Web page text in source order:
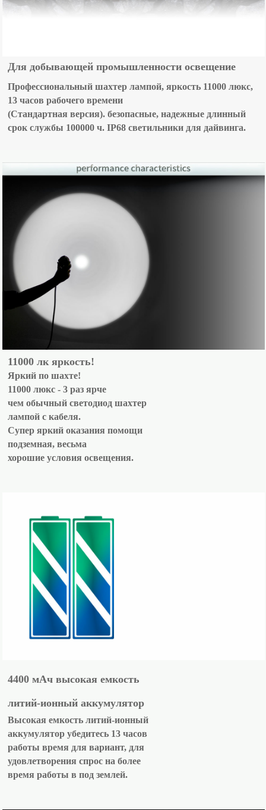
Для добывающей промышленности освещение
Профессиональный шахтер лампой, яркость 11000 люкс,
13 часов рабочего времени
(Стандартная версия). безопасные, надежные длинный
срок службы 100000 ч. IP68 светильники для дайвинга.
11000 лк яркость!
Яркий по шахте!
11000 люкс - 3 раз ярче
чем обычный светодиод шахтер
лампой с кабеля.
Супер яркий оказания помощи
подземная, весьма
хорошие условия освещения.
4400 мАч высокая емкость
литий-ионный аккумулятор
Высокая емкость литий-ионный
аккумулятор убедитесь 13 часов
работы время для вариант, для
удовлетворения спрос на более
время работы в под землей.